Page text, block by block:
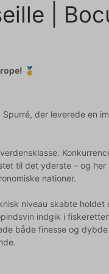
|
🥇
der leverede en
til det yderste – og
nationer.
niveau skabte
indgik i
både finesse og